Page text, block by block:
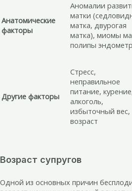
Анатомические
факторы
Аномалии
матки
матка, двурогая
матка), миомы
полипы
Другие факторы
Стресс,
неправильное
питание,
алкоголь,
избыточный вес,
возраст
Возраст супругов
Одной из основных причин